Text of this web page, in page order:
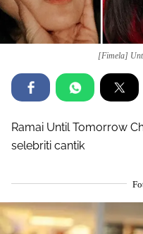
[Fimela]
Ramai Until Tomorrow
selebriti cantik